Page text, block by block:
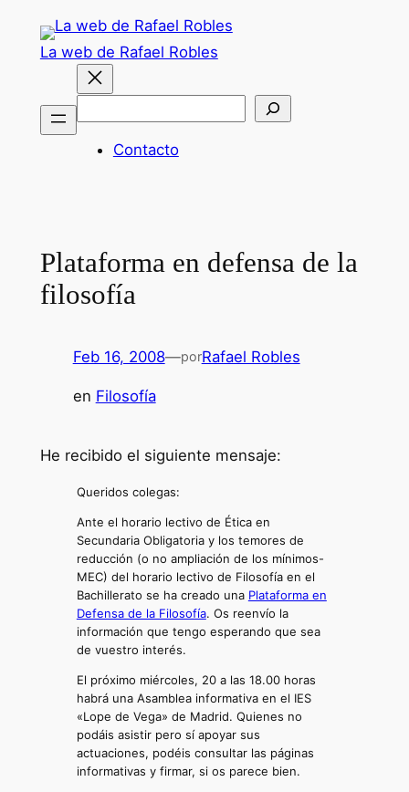
contenido
La web de Rafael Robles
Buscar
Contacto
Plataforma en defensa de la
filosofía
Feb 16, 2008—porRafael Robles
en Filosofía
He recibido el siguiente mensaje:
Queridos colegas:
Ante el horario lectivo de Ética en
Secundaria Obligatoria y los temores de
reducción (o no ampliación de los mínimos-
MEC) del horario lectivo de Filosofía en el
Bachillerato se ha creado una Plataforma en
Defensa de la Filosofía. Os reenvío la
información que tengo esperando que sea
de vuestro interés.
El próximo miércoles, 20 a las 18.00 horas
habrá una Asamblea informativa en el IES
«Lope de Vega» de Madrid. Quienes no
podáis asistir pero sí apoyar sus
actuaciones, podéis consultar las páginas
informativas y firmar, si os parece bien.